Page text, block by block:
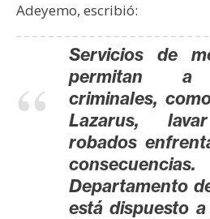
c
u
Adeyemo, escribió:
Servicios de
permitan a
criminales,
Lazarus,
robados
Departamento
está dispuesto